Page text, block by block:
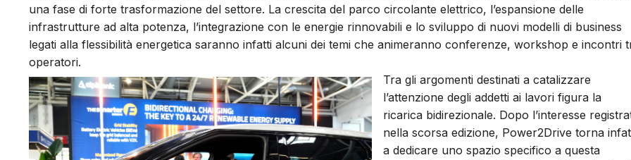
una fase di forte trasformazione del settore. La crescita del parco circolante elettrico, l’espansione delle
infrastrutture ad alta potenza, l’integrazione con le energie rinnovabili e lo sviluppo di nuovi modelli di business
legati alla flessibilità energetica saranno infatti alcuni dei temi che animeranno conferenze, workshop e incontri
operatori.
Tra gli argomenti destinati a catalizzare
l’attenzione degli addetti ai lavori figura la
ricarica bidirezionale. Dopo l’interesse
nella scorsa edizione, Power2Drive torna
a dedicare uno spazio specifico a questa